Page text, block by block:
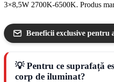
3×8,5W 2700K-6500K. Produs
Beneficii exclusive pentru
💡 Pentru ce suprafață
corp de iluminat?